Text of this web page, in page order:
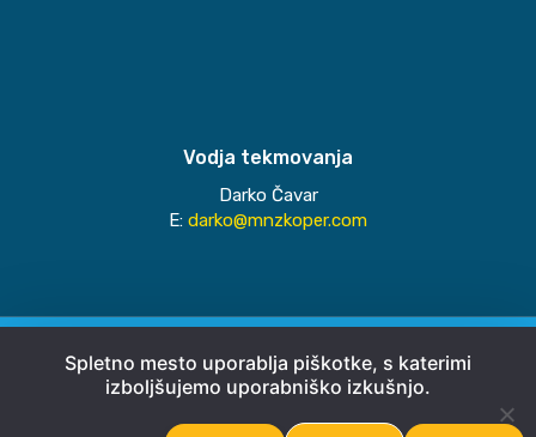
Vodja tekmovanja
Darko Čavar
E: darko@mnzkoper.com
© 2026 MNZ Koper
Spletno mesto uporablja piškotke, s katerimi
izboljšujemo uporabniško izkušnjo.